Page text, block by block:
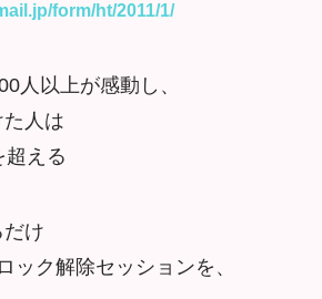
form/ht/2011/1/
人以上が感動し、
人は
超える
け
ック解除セッションを、